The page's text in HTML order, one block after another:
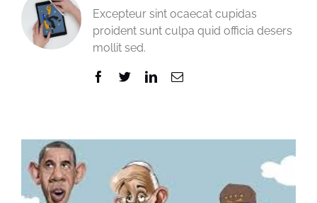
Excepteur sint ocaecat cupidas
proident sunt culpa quid officia desers
mollit sed.